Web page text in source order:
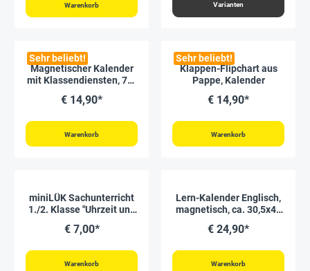
Warenkorb Varianten
Sehr beliebt!
Magnetischer Kalender
mit Klassendiensten, 76-
€ 14,90*
Warenkorb
Sehr beliebt!
Klappen-Flipchart aus
Pappe, Kalender
€ 14,90*
Warenkorb
miniLÜK Sachunterricht
1./2. Klasse "Uhrzeit und
Umgang mit der Zeit"
€ 7,00*
Warenkorb
Lern-Kalender Englisch,
magnetisch, ca. 30,5x42
€ 24,90*
Warenkorb